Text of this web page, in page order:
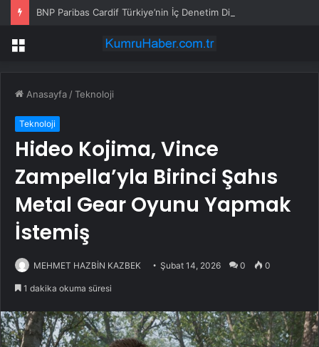
Menü
Anasayfa /Teknoloji
Teknoloji
Hideo Kojima, Vince
Zampella’yla Birinci Şahıs
Metal Gear Oyunu Yapmak
İstemiş
MEHMET HAZBİN KAZBEK Şubat 14, 2026 0 0
1 dakika okuma süresi